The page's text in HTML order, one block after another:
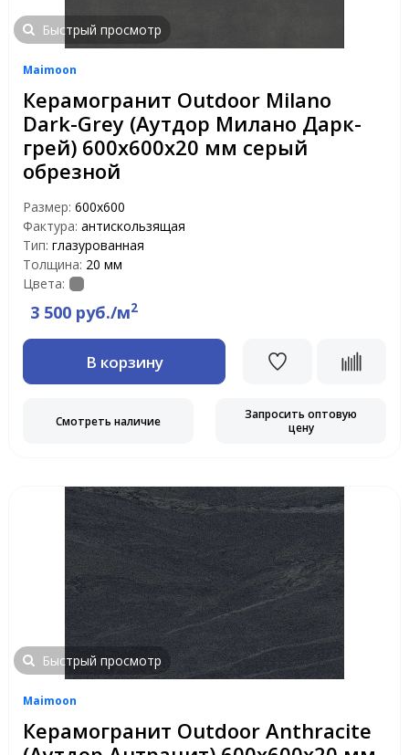
Быстрый просмотр
Maimoon
Керамогранит Outdoor Milano
Dark-Grey (Аутдор Милано Дарк-
грей) 600х600х20 мм серый
обрезной
Размер: 600х600
Фактура: антискользящая
Тип: глазурованная
Толщина: 20 мм
Цвета:
3 500 руб./м2
В корзину
Смотреть наличие
Запросить оптовую
цену
Быстрый просмотр
Maimoon
Керамогранит Outdoor Anthracite